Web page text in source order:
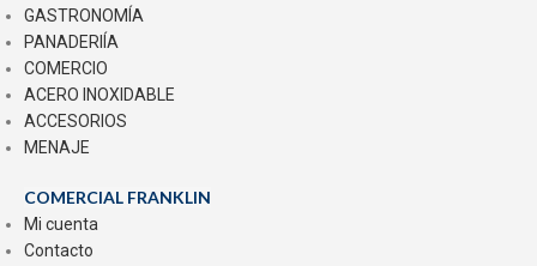
GASTRONOMÍA
PANADERIÍA
COMERCIO
ACERO INOXIDABLE
ACCESORIOS
MENAJE
COMERCIAL FRANKLIN
Mi cuenta
Contacto